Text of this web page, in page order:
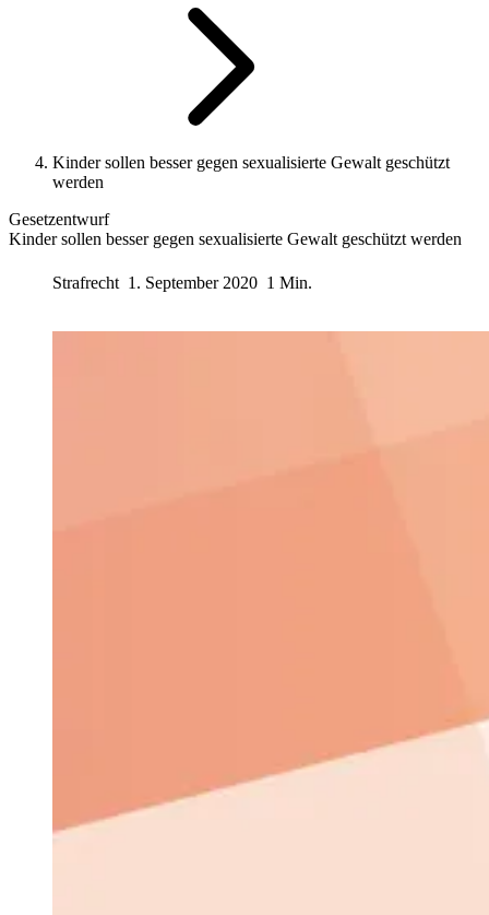
Kinder sollen besser gegen sexualisierte Gewalt geschützt
werden
Gesetzentwurf
Kinder sollen besser gegen sexualisierte Gewalt geschützt werden
Strafrecht 1. September 2020 1 Min.